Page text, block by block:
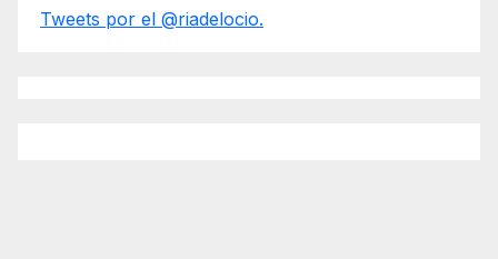
Tweets por el @riadelocio.